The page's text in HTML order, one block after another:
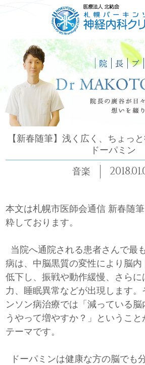
ごあいさつ コンセ
【新春随筆】浅く広く、ちょっ
ドーパミン
音楽
本文は札幌市医師会通信 新春随
粋しております。
当院へ通院される患者さんで最
病は、中脳黒質の変性により脳
低下し、振戦や動作緩慢、さらに
力、睡眠異常などが出現します。
ンソン病治療では「減っている
うやって増やすか？」というこ
テーマです。
ドーパミンは健康な方の脳でも